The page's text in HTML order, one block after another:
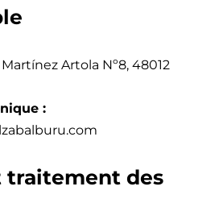
Artola Nº8, 48012
:
traitement des